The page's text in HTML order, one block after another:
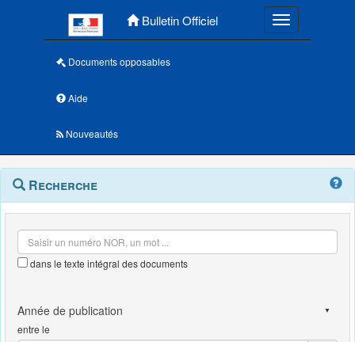
Bulletin Officiel Toggle
Documents opposables
Aide
Nouveautés
Navigation
outils
Menu
contextuel
Recherche
dans le texte intégral des documents
entre le